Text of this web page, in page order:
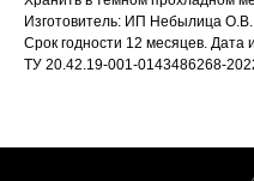
Изготовитель: ИП Небылица О.В.
Срок годности 12 месяцев. Дата
ТУ 20.42.19-001-0143486268-